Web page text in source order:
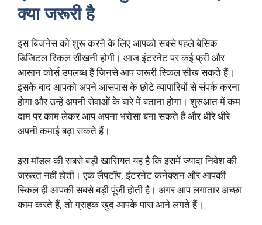
क्या जरूरी है
इस बिजनेस को शुरू करने के लिए आपको सबसे पहले बेसिक
डिजिटल स्किल सीखनी होगी। आज इंटरनेट पर कई फ्री और
आसान कोर्स उपलब्ध हैं जिनसे आप जरूरी स्किल सीख सकते हैं।
इसके बाद आपको अपने आसपास के छोटे व्यापारियों से संपर्क करना
होगा और उन्हें अपनी सेवाओं के बारे में बताना होगा। शुरुआत में कम
दाम पर काम लेकर आप अपना भरोसा बना सकते हैं और धीरे धीरे
अपनी कमाई बढ़ा सकते हैं।
इस मॉडल की सबसे बड़ी खासियत यह है कि इसमें ज्यादा निवेश की
जरूरत नहीं होती। एक लैपटॉप, इंटरनेट कनेक्शन और आपकी
स्किल ही आपकी सबसे बड़ी पूंजी होती है। अगर आप लगातार अच्छा
काम करते हैं, तो ग्राहक खुद आपके पास आने लगते हैं।